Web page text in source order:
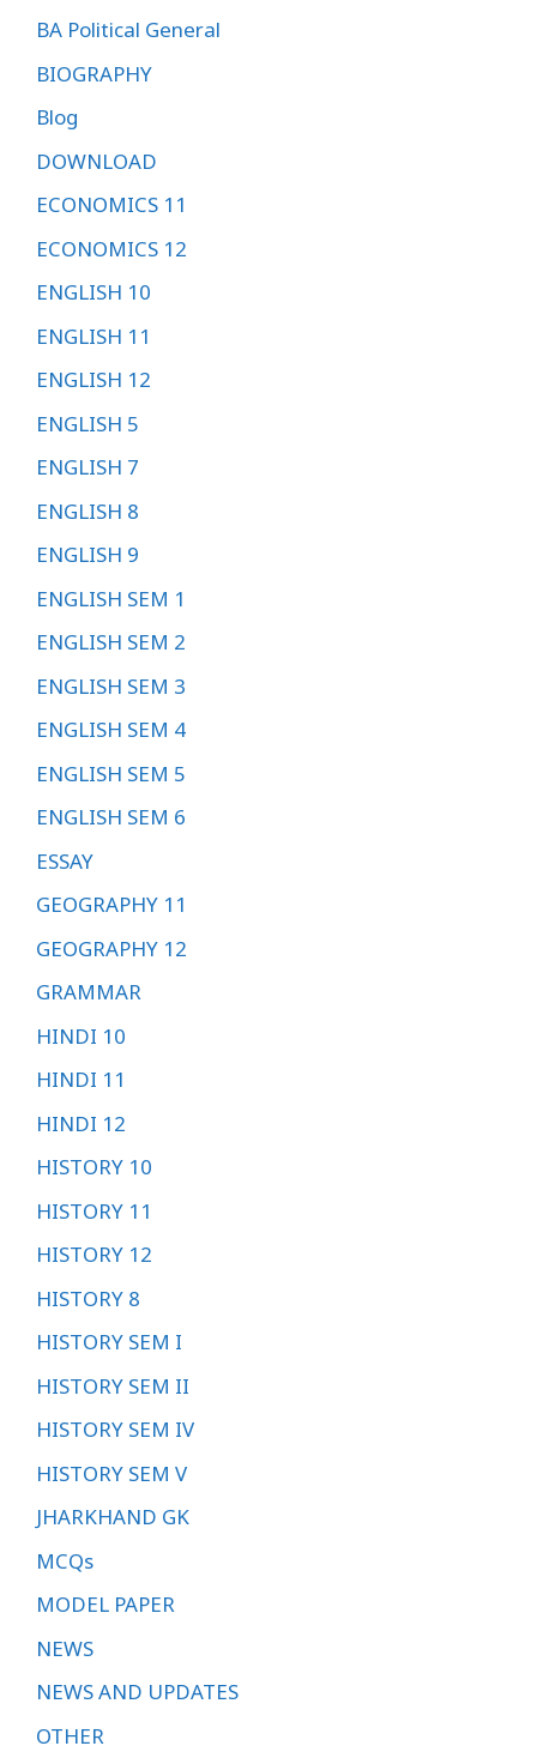
BA Political General
BIOGRAPHY
Blog
DOWNLOAD
ECONOMICS 11
ECONOMICS 12
ENGLISH 10
ENGLISH 11
ENGLISH 12
ENGLISH 5
ENGLISH 7
ENGLISH 8
ENGLISH 9
ENGLISH SEM 1
ENGLISH SEM 2
ENGLISH SEM 3
ENGLISH SEM 4
ENGLISH SEM 5
ENGLISH SEM 6
ESSAY
GEOGRAPHY 11
GEOGRAPHY 12
GRAMMAR
HINDI 10
HINDI 11
HINDI 12
HISTORY 10
HISTORY 11
HISTORY 12
HISTORY 8
HISTORY SEM I
HISTORY SEM II
HISTORY SEM IV
HISTORY SEM V
JHARKHAND GK
MCQs
MODEL PAPER
NEWS
NEWS AND UPDATES
OTHER